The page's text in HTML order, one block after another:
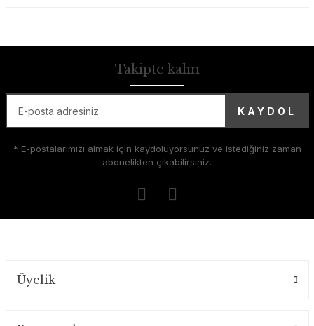
Takipte kalın
KAYDOL
* E-postalarımızı almak için kaydoluyorsunuz ve istediğiniz zaman
abonelikten çıkabilirsiniz.
Üyelik